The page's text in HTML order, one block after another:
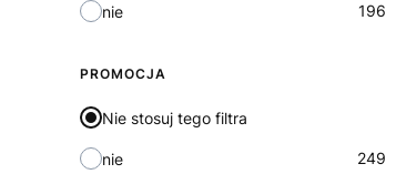
nie 196
PROMOCJA
Nie stosuj tego filtra
nie 249